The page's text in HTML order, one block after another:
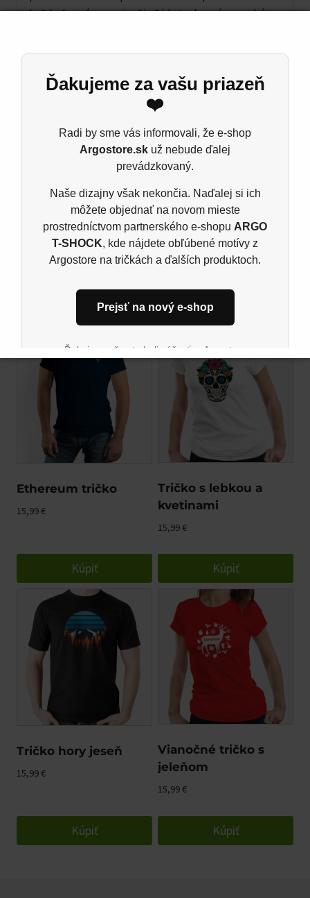
každodenné nosenie, či už idete do práce, na kávu
vnútorný jas zažiariť. S tričkom “Biela Hviezda”
budete vždy pôsobiť sviežo, optimisticky a
štýlovo, a zároveň ukážete, že veríte v svetlé
Pánske tričko B&C E190
Materiál: 185 g/m²
Ash: 99% bavlna, 1% viskóza, Šport grey: 85%
bavlna, 15% viskóza, single jers
Súvisiace produkty
Ethereum tričko
15,99€
Kúpiť
Tričko s lebkou a
kvetinami
15,99€
Kúpiť
Tričko hory jeseň
15,99€
Kúpiť
Vianočné tričko s
jeleňom
15,99€
Kúpiť
Ďakujeme za vašu priazeň
❤️
Radi by sme vás informovali, že e-shop
Argostore.sk už nebude ďalej
prevádzkovaný.
Naše dizajny však nekončia. Naďalej si ich
môžete objednať na novom mieste
prostredníctvom partnerského e-shopu ARGO
T-SHOCK, kde nájdete obľúbené motívy z
Argostore na tričkách a ďalších produktoch.
Prejsť na nový e-shop
Ďakujeme, že ste boli súčasťou Argostore
komunity. Tešíme sa na vás aj naďalej na novom